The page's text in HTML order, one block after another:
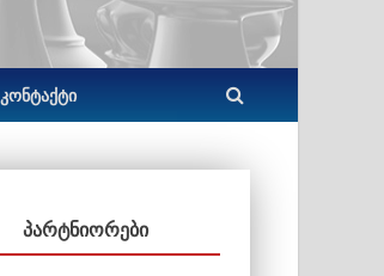
ᲙᲝᲜᲢᲐᲥᲢᲘ
ᲞᲐᲠᲢᲜᲘᲝᲠᲔᲑᲘ